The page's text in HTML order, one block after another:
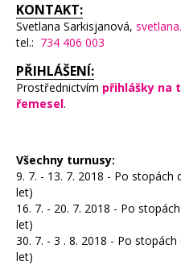
KONTAKT:
Svetlana Sarkisjanová,
tel.: 734 406 003
PŘIHLÁŠENÍ:
Prostřednictvím přihlášky na
řemesel.
Všechny turnusy:
9. 7. - 13. 7. 2018 - Po stopách
let)
16. 7. - 20. 7. 2018 - Po
let)
30. 7. - 3 . 8. 2018 - Po
let)